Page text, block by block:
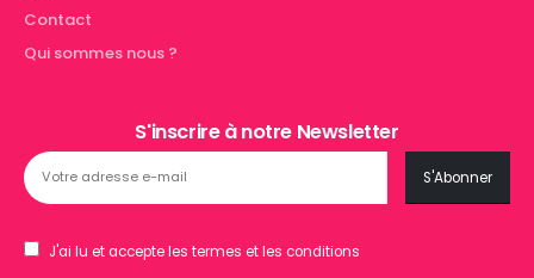
Contact
Qui sommes nous ?
S'inscrire à notre Newsletter
J'ai lu et accepte les termes et les conditions